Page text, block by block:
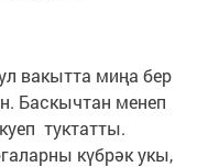
вакытта миңа бер
Баскычтан менеп
туктатты.
күбрәк укы,